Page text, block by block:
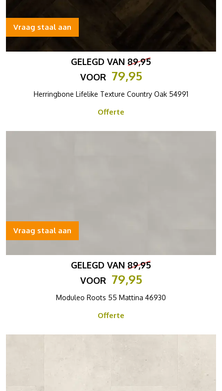
GELEGD VAN 89,95
VOOR 79,95
Herringbone Lifelike Texture Country Oak 54991
Offerte
Vraag staal aan
GELEGD VAN 89,95
VOOR 79,95
Moduleo Roots 55 Mattina 46930
Offerte
Vraag staal aan